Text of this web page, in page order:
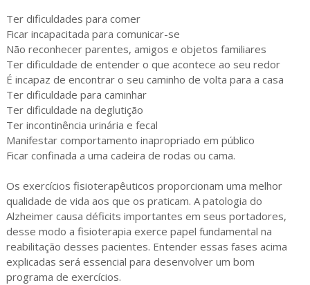
Ter dificuldades para comer
Ficar incapacitada para comunicar-se
Não reconhecer parentes, amigos e objetos familiares
Ter dificuldade de entender o que acontece ao seu redor
É incapaz de encontrar o seu caminho de volta para a casa
Ter dificuldade para caminhar
Ter dificuldade na deglutição
Ter incontinência urinária e fecal
Manifestar comportamento inapropriado em público
Ficar confinada a uma cadeira de rodas ou cama.
Os exercícios fisioterapêuticos proporcionam uma melhor
qualidade de vida aos que os praticam. A patologia do
Alzheimer causa déficits importantes em seus portadores,
desse modo a fisioterapia exerce papel fundamental na
reabilitação desses pacientes. Entender essas fases acima
explicadas será essencial para desenvolver um bom
programa de exercícios.